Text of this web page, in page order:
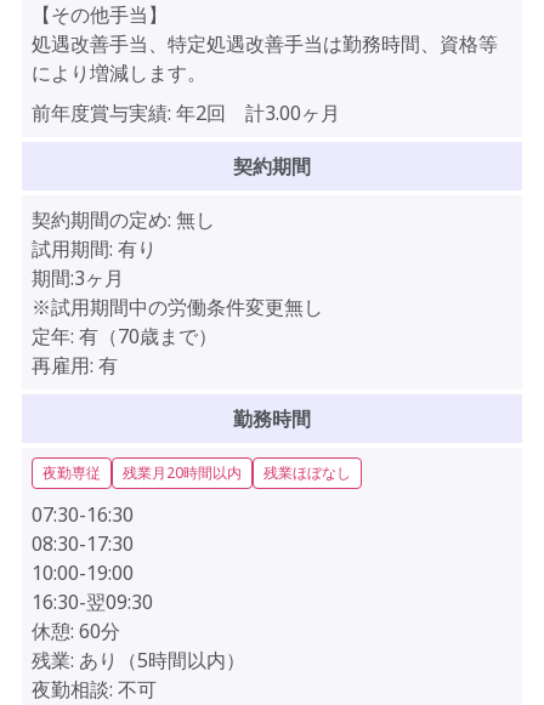
【その他手当】
処遇改善手当、特定処遇改善手当は勤務時間、資格等
により増減します。
前年度賞与実績: 年2回 計3.00ヶ月
契約期間
契約期間の定め: 無し
試用期間: 有り
期間:3ヶ月
※試用期間中の労働条件変更無し
定年: 有（70歳まで）
再雇用: 有
勤務時間
夜勤専従 残業月20時間以内 残業ほぼなし
07:30-16:30
08:30-17:30
10:00-19:00
16:30-翌09:30
休憩: 60分
残業: あり（5時間以内）
夜勤相談: 不可